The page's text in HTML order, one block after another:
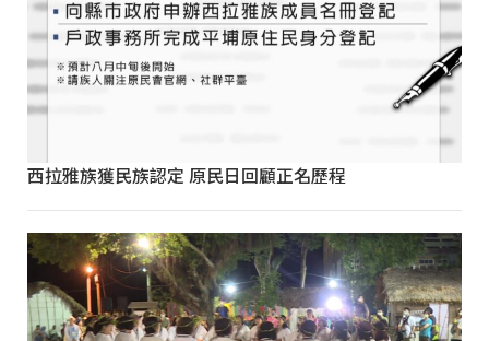
西拉雅族獲民族認定 原民日回顧正名歷程